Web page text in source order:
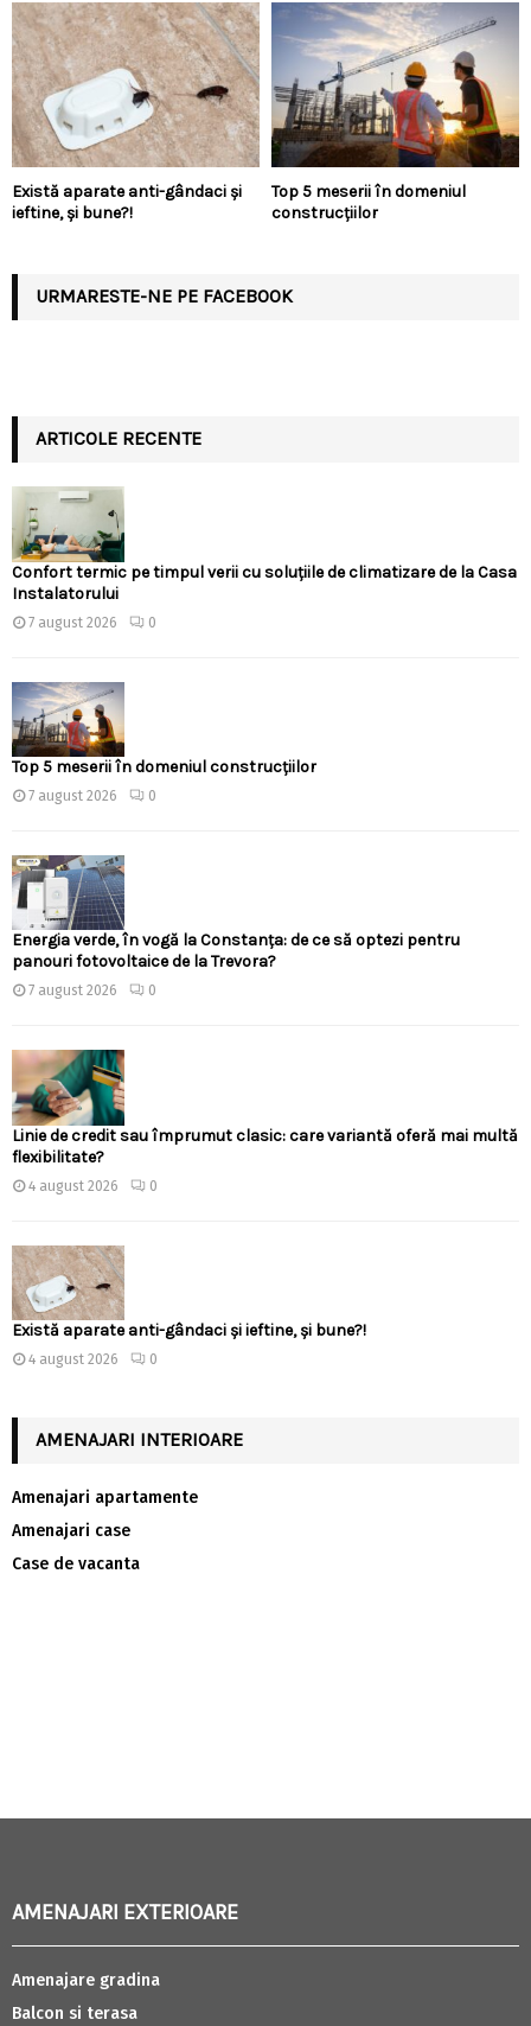
Există aparate anti-gândaci și
ieftine, și bune?!
Top 5 meserii în domeniul
construcțiilor
URMARESTE-NE PE FACEBOOK
ARTICOLE RECENTE
Confort termic pe timpul verii cu soluțiile de climatizare de la Casa
Instalatorului
7 august 2026 0
Top 5 meserii în domeniul construcțiilor
7 august 2026 0
Energia verde, în vogă la Constanța: de ce să optezi pentru
panouri fotovoltaice de la Trevora?
7 august 2026 0
Linie de credit sau împrumut clasic: care variantă oferă mai multă
flexibilitate?
4 august 2026 0
Există aparate anti-gândaci și ieftine, și bune?!
4 august 2026 0
AMENAJARI INTERIOARE
Amenajari apartamente
Amenajari case
Case de vacanta
AMENAJARI EXTERIOARE
Amenajare gradina
Balcon si terasa